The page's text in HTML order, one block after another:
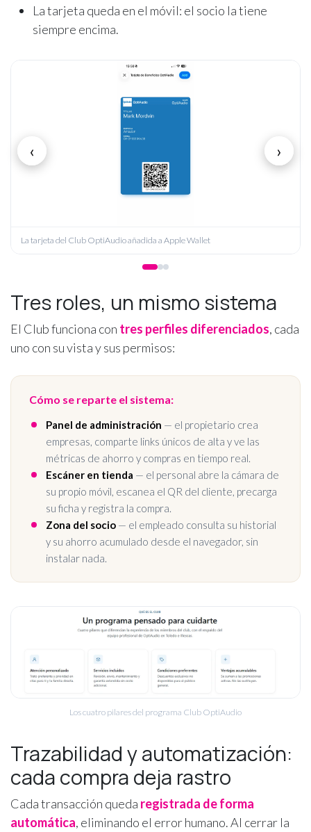
La tarjeta queda en el móvil: el socio la tiene
siempre encima.
La tarjeta del Club OptiAudio añadida a Apple Wallet
‹ ›
Tres roles, un mismo sistema
El Club funciona con tres perfiles diferenciados, cada
uno con su vista y sus permisos:
Cómo se reparte el sistema:
Panel de administración — el propietario crea
empresas, comparte links únicos de alta y ve las
métricas de ahorro y compras en tiempo real.
Escáner en tienda — el personal abre la cámara de
su propio móvil, escanea el QR del cliente, precarga
su ficha y registra la compra.
Zona del socio — el empleado consulta su historial
y su ahorro acumulado desde el navegador, sin
instalar nada.
Los cuatro pilares del programa Club OptiAudio
Trazabilidad y automatización:
cada compra deja rastro
Cada transacción queda registrada de forma
automática, eliminando el error humano. Al cerrar la